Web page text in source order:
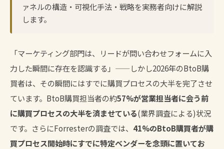
ァネルの構造・可視化手法・戦略を実務者向けに解説
します。
「マーケティング部門は、リードが問い合わせフォームに入
力した瞬間に存在を認識する」——しかし2026年のBtoB購
買者は、その瞬間にはすでに購買プロセスの大半を完了させ
ています。BtoB購買担当者の約57%が営業担当者に会う前
に購買プロセスの大半を済ませている(業界調査による)状況
です。さらにForresterの調査では、 41%のBtoB購買者が購
買プロセス開始時にすでに特定ベンダーを念頭に置いてお